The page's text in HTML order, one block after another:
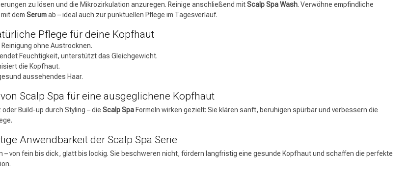
zu lösen und die Mikrozirkulation anzuregen. Reinige anschließend mitScalp Spa Wash. Verwöhne empfindliche
dem Serumab – ideal auch zur punktuellen Pflege im Tagesverlauf.
Pflege für deine Kopfhaut
ohne Austrocknen.
Feuchtigkeit, unterstützt das Gleichgewicht.
die Kopfhaut.
aussehendes Haar.
Scalp Spa für eine ausgeglichene Kopfhaut
Build-up durch Styling – die Scalp Spa Formeln wirken gezielt: Sie klären sanft, beruhigen spürbar und verbessern die
Anwendbarkeit der Scalp Spa Serie
– von fein bis dick, glatt bis lockig. Sie beschweren nicht, fördern langfristig eine gesunde Kopfhaut und schaffen die perfekte